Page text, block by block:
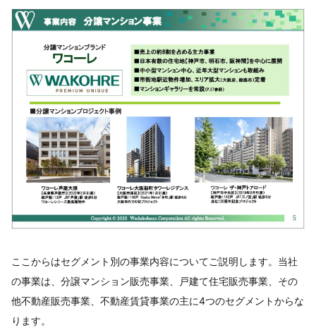
ここからはセグメント別の事業内容についてご説明します。当社
の事業は、分譲マンション販売事業、戸建て住宅販売事業、その
他不動産販売事業、不動産賃貸事業の主に4つのセグメントからな
ります。